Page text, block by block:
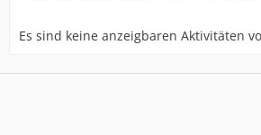
Es sind keine anzeigbaren Aktivitäten